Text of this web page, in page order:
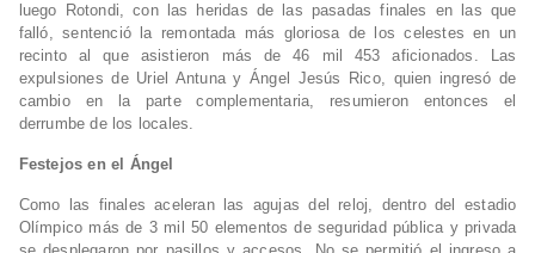
luego Rotondi, con las heridas de las pasadas finales en las que
falló, sentenció la remontada más gloriosa de los celestes en un
recinto al que asistieron más de 46 mil 453 aficionados. Las
expulsiones de Uriel Antuna y Ángel Jesús Rico, quien ingresó de
cambio en la parte complementaria, resumieron entonces el
derrumbe de los locales.
Festejos en el Ángel
Como las finales aceleran las agujas del reloj, dentro del estadio
Olímpico más de 3 mil 50 elementos de seguridad pública y privada